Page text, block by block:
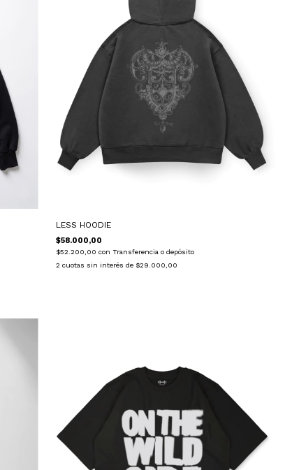
LESS HOODIE
$58.000,00
$52.200,00 con Transferencia o depósito
2 cuotas sin interés de $29.000,00